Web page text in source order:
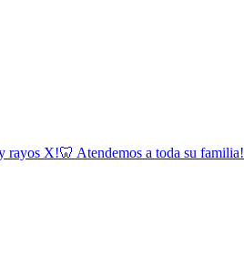
rayos X!🦷 Atendemos a toda su familia!